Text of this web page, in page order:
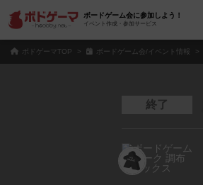
ボードゲーム会に参加しよう！
イベント作成・参加サービス
ボドゲーマTOP ボードゲーム会/イベント情報
終了